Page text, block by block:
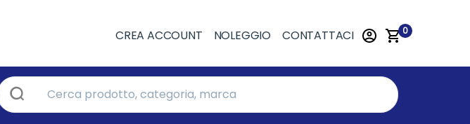
CREA ACCOUNT NOLEGGIO CONTATTACI 0